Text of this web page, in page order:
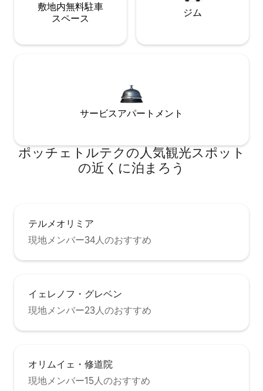
敷地内無料駐⁠車
ス⁠ペ⁠ー⁠ス
ジム
サービスアパートメント
ポッチェトルテクの人気観光スポット
の近くに泊まろう
テルメオリミア
現地メンバー34人のおすすめ
イェレノフ・グレベン
現地メンバー23人のおすすめ
オリムイェ・修道院
現地メンバー15人のおすすめ